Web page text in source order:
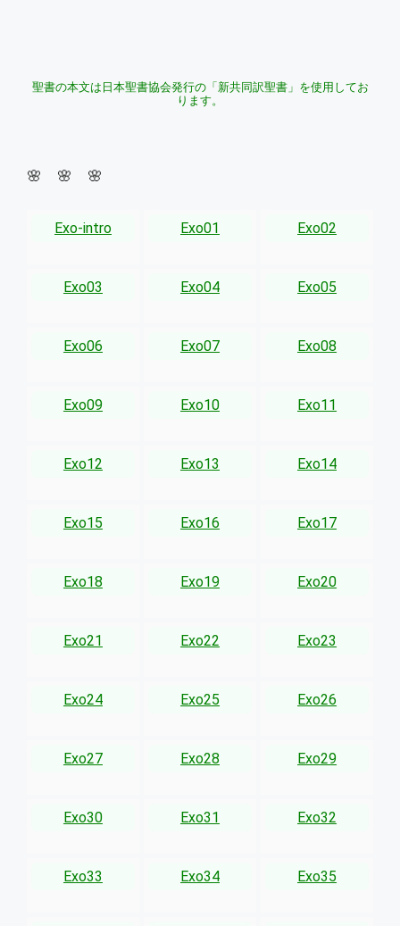
聖書の本文は日本聖書協会発行の「新共同訳聖書」を使用してお
ります。
🌸 🌸 🌸
Exo-intro Exo01 Exo02
Exo03 Exo04 Exo05
Exo06 Exo07 Exo08
Exo09 Exo10 Exo11
Exo12 Exo13 Exo14
Exo15 Exo16 Exo17
Exo18 Exo19 Exo20
Exo21 Exo22 Exo23
Exo24 Exo25 Exo26
Exo27 Exo28 Exo29
Exo30 Exo31 Exo32
Exo33 Exo34 Exo35